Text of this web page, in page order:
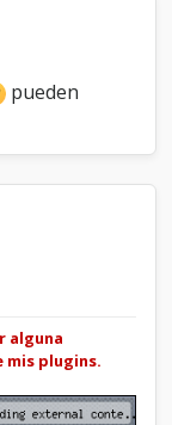
pueden
alguna
mis plugins.